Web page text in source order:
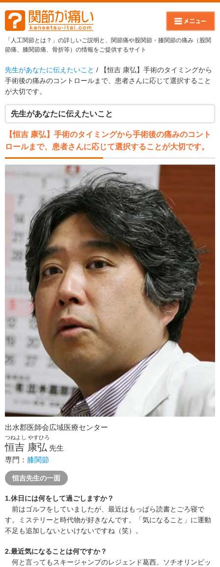
「人工関節とは？」の詳しいご説明と、関節痛や股関節・膝関節の痛み（股関
節痛、膝関節痛、骨折等）の情報をご提供するサイト
先生があなたに伝えたいこと / 【恒吉 康弘】手術のタイミングから
手術後の痛みのコントロールまで、患者さんに応じて選択すること
が大切です。
先生があなたに伝えたいこと
【恒吉 康弘】手術のタイミングから手術後の痛みのコント
ロールまで、患者さんに応じて選択することが大切です。
出水郡医師会広域医療センター
つねよし やすひろ
恒吉 康弘 先生
専門： 膝関節
恒吉先生の一面
1.休日には何をして過ごしますか？
前はゴルフをしていましたが、最近はもっぱら読書とごろ寝で
す。ミステリーと時代物が好きなんです。「気になること」に運動
不足も追加しないといけないですね（笑）。
2.最近気になることは何ですか？
何と言ってもスキージャンプのレジェンド葛西。ソチオリンピッ